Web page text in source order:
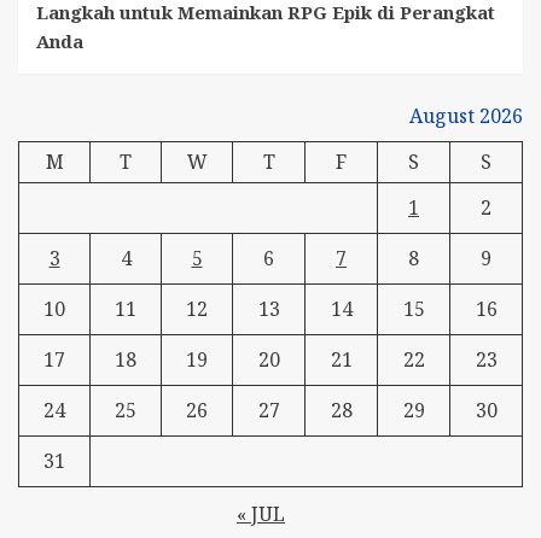
Langkah untuk Memainkan RPG Epik di Perangkat
Anda
August 2026
M
T W T F S
S
1
2
3
4 5 6 7 8
9
10
11 12 13 14 15
16
17
18 19 20 21 22
23
24
25 26 27 28 29
30
31
« JUL